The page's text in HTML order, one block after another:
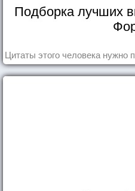
Подборка лучших
Цитаты этого человека нужно